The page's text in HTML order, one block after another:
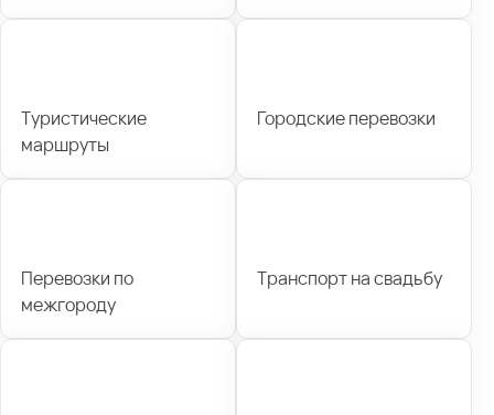
Туристические
маршруты
Городские перевозки
Перевозки по
межгороду
Транспорт на свадьбу